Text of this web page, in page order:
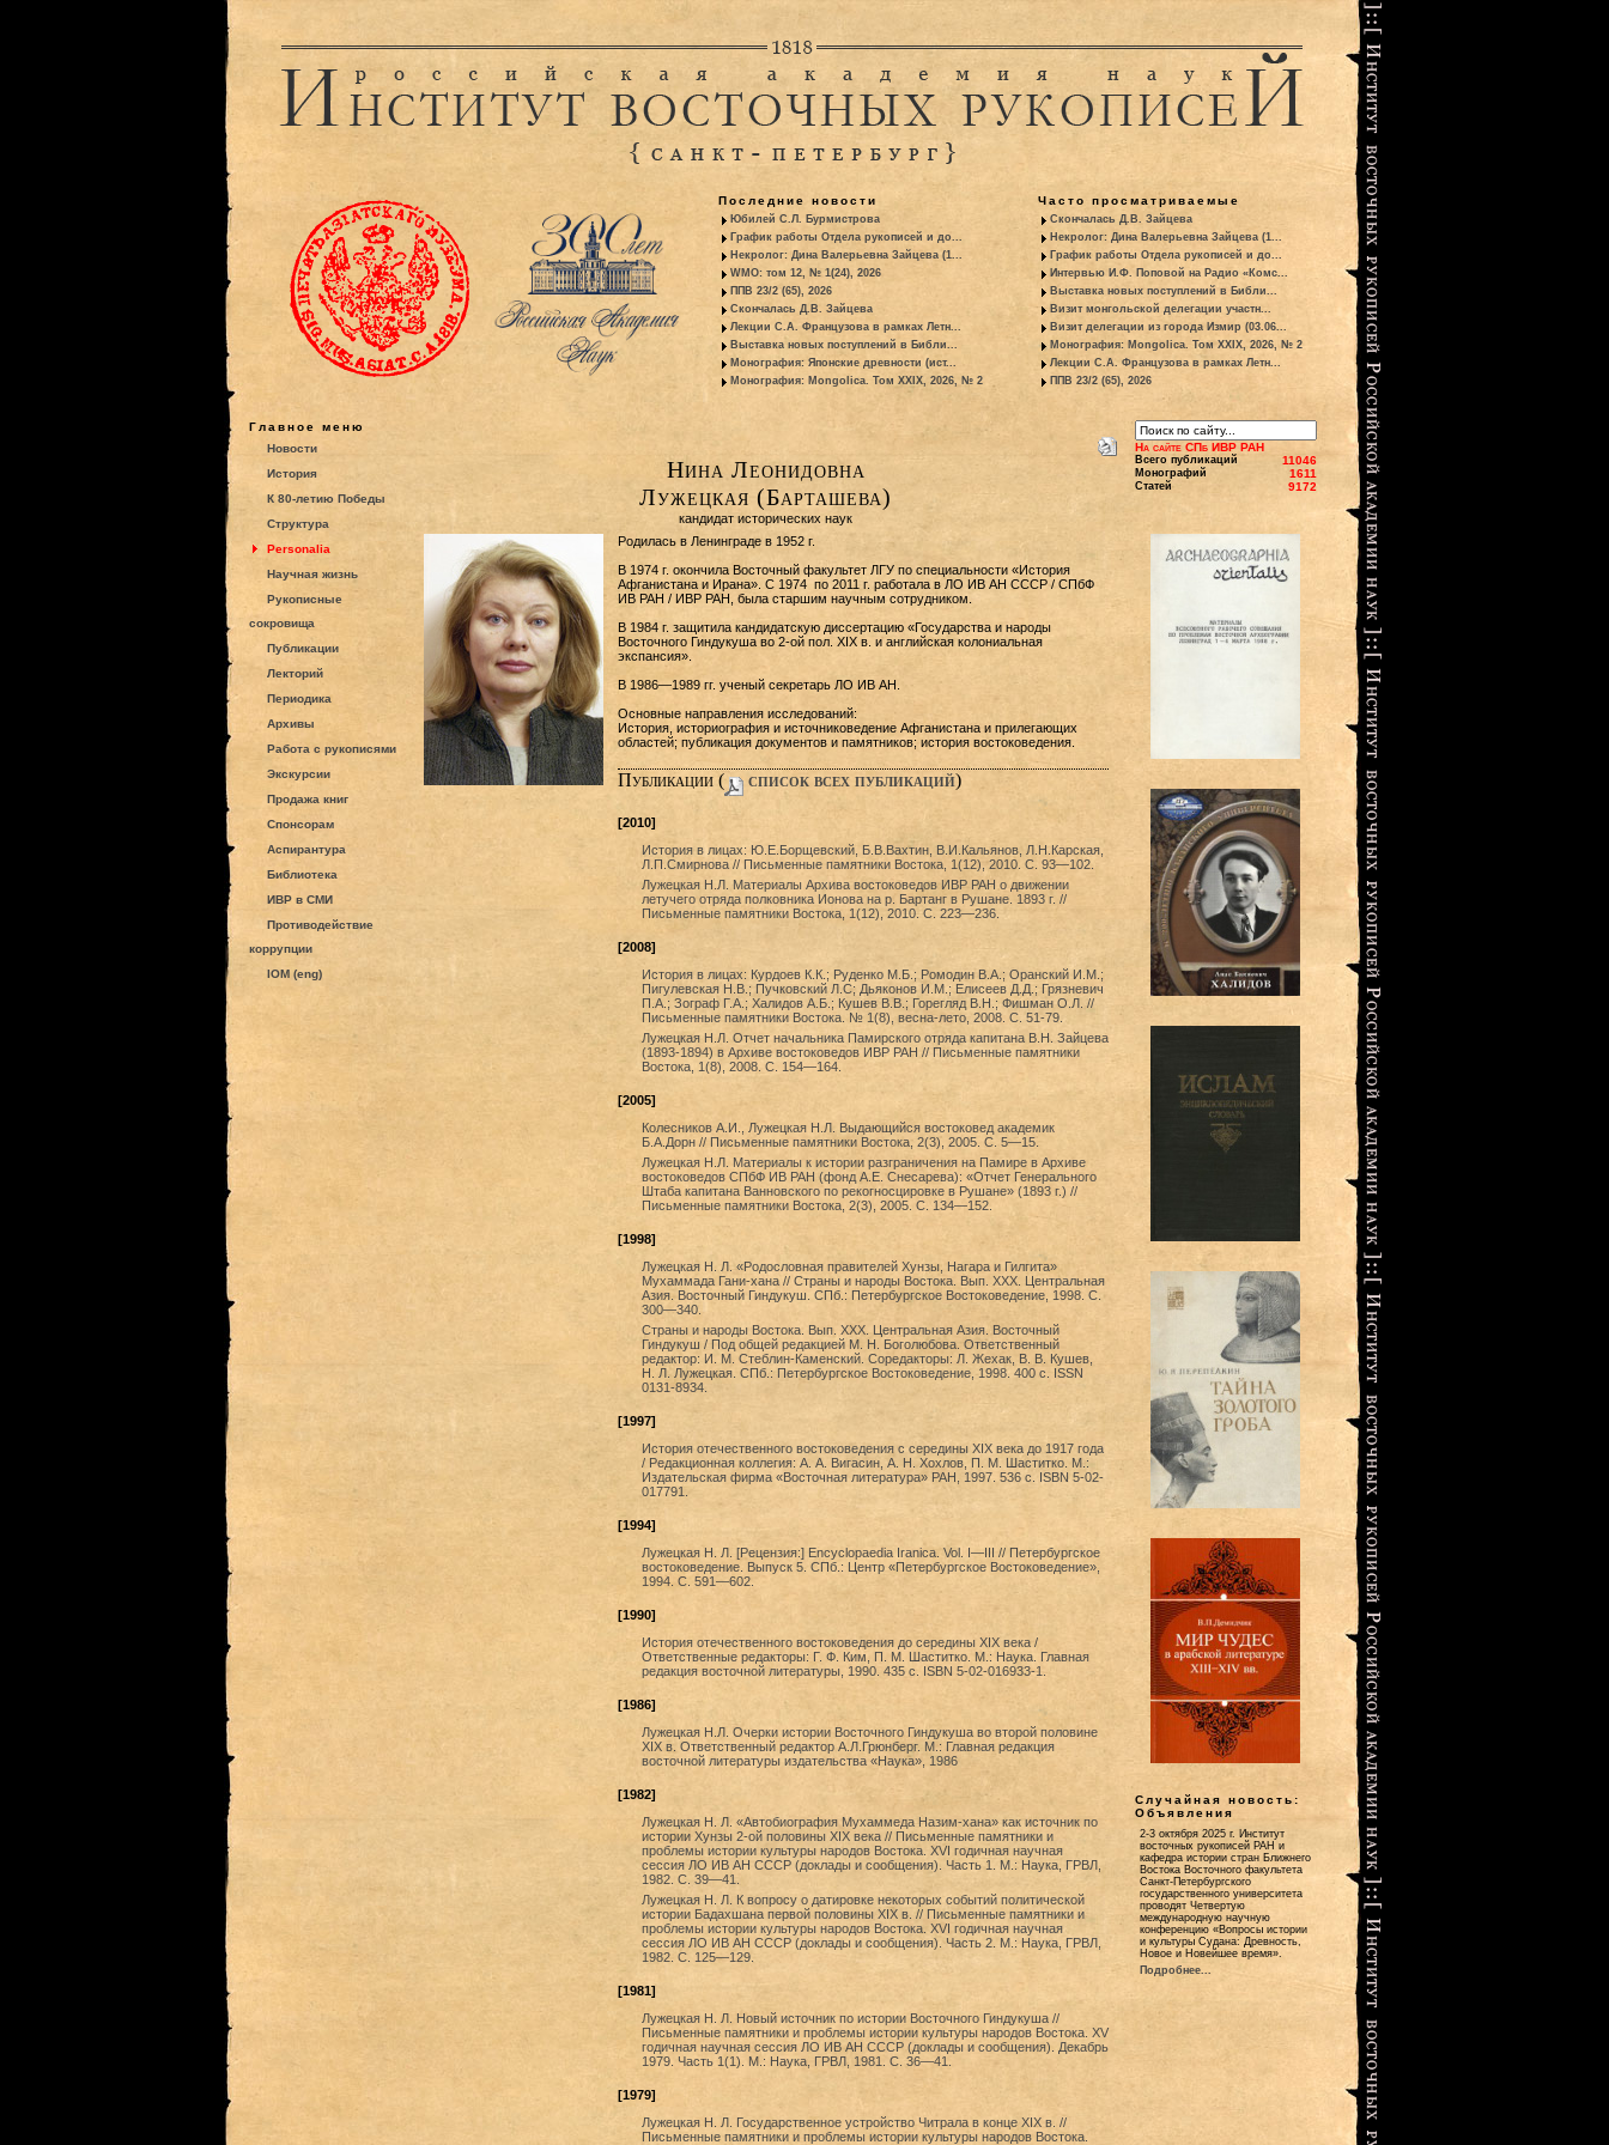
Последние новости
Юбилей С.Л. Бурмистрова
График работы Отдела рукописей и до...
Некролог: Дина Валерьевна Зайцева (1...
WMO: том 12, № 1(24), 2026
ППВ 23/2 (65), 2026
Скончалась Д.В. Зайцева
Лекции С.А. Французова в рамках Летн...
Выставка новых поступлений в Библи...
Монография: Японские древности (ист...
Монография: Mongolica. Том XXIX, 2026, № 2
Часто просматриваемые
Скончалась Д.В. Зайцева
Некролог: Дина Валерьевна Зайцева (1...
График работы Отдела рукописей и до...
Интервью И.Ф. Поповой на Радио «Комс...
Выставка новых поступлений в Библи...
Визит монгольской делегации участн...
Визит делегации из города Измир (03.06...
Монография: Mongolica. Том XXIX, 2026, № 2
Лекции С.А. Французова в рамках Летн...
ППВ 23/2 (65), 2026
Главное меню
Новости
История
К 80-летию Победы
Структура
Personalia
Научная жизнь
Рукописные
сокровища
Публикации
Лекторий
Периодика
Архивы
Работа с рукописями
Экскурсии
Продажа книг
Спонсорам
Аспирантура
Библиотека
ИВР в СМИ
Противодействие
коррупции
IOM (eng)
Нина Леонидовна
Лужецкая (Барташева)
кандидат исторических наук
Родилась в Ленинграде в 1952 г.
В 1974 г. окончила Восточный факультет ЛГУ по специальности «История
Афганистана и Ирана». С 1974 по 2011 г. работала в ЛО ИВ АН СССР / СПбФ
ИВ РАН / ИВР РАН, была старшим научным сотрудником.
В 1984 г. защитила кандидатскую диссертацию «Государства и народы
Восточного Гиндукуша во 2-ой пол. XIX в. и английская колониальная
экспансия».
В 1986—1989 гг. ученый секретарь ЛО ИВ АН.
Основные направления исследований:
История, историография и источниковедение Афганистана и прилегающих
областей; публикация документов и памятников; история востоковедения.
Публикации ( cписок всех публикаций)
[2010]
История в лицах: Ю.Е.Борщевский, Б.В.Вахтин, В.И.Кальянов, Л.Н.Карская,
Л.П.Смирнова // Письменные памятники Востока, 1(12), 2010. С. 93—102.
Лужецкая Н.Л. Материалы Архива востоковедов ИВР РАН о движении
летучего отряда полковника Ионова на р. Бартанг в Рушане. 1893 г. //
Письменные памятники Востока, 1(12), 2010. С. 223—236.
[2008]
История в лицах: Курдоев К.К.; Руденко М.Б.; Ромодин В.А.; Оранский И.М.;
Пигулевская Н.В.; Пучковский Л.С; Дьяконов И.М.; Елисеев Д.Д.; Грязневич
П.А.; Зограф Г.А.; Халидов А.Б.; Кушев В.В.; Горегляд В.Н.; Фишман О.Л. //
Письменные памятники Востока. № 1(8), весна-лето, 2008. С. 51-79.
Лужецкая Н.Л. Отчет начальника Памирского отряда капитана В.Н. Зайцева
(1893-1894) в Архиве востоковедов ИВР РАН // Письменные памятники
Востока, 1(8), 2008. С. 154—164.
[2005]
Колесников А.И., Лужецкая Н.Л. Выдающийся востоковед академик
Б.А.Дорн // Письменные памятники Востока, 2(3), 2005. С. 5—15.
Лужецкая Н.Л. Материалы к истории разграничения на Памире в Архиве
востоковедов СПбФ ИВ РАН (фонд А.Е. Снесарева): «Отчет Генерального
Штаба капитана Ванновского по рекогносцировке в Рушане» (1893 г.) //
Письменные памятники Востока, 2(3), 2005. С. 134—152.
[1998]
Лужецкая Н. Л. «Родословная правителей Хунзы, Нагара и Гилгита»
Мухаммада Гани-хана // Страны и народы Востока. Вып. XXX. Центральная
Азия. Восточный Гиндукуш. СПб.: Петербургское Востоковедение, 1998. С.
300—340.
Страны и народы Востока. Вып. XXX. Центральная Азия. Восточный
Гиндукуш / Под общей редакцией М. Н. Боголюбова. Ответственный
редактор: И. М. Стеблин-Каменский. Соредакторы: Л. Жехак, В. В. Кушев,
Н. Л. Лужецкая. СПб.: Петербургское Востоковедение, 1998. 400 с. ISSN
0131-8934.
[1997]
История отечественного востоковедения с середины XIX века до 1917 года
/ Редакционная коллегия: А. А. Вигасин, А. Н. Хохлов, П. М. Шаститко. М.:
Издательская фирма «Восточная литература» РАН, 1997. 536 с. ISBN 5-02-
017791.
[1994]
Лужецкая Н. Л. [Рецензия:] Encyclopaedia Iranica. Vol. I—III // Петербургское
востоковедение. Выпуск 5. СПб.: Центр «Петербургское Востоковедение»,
1994. С. 591—602.
[1990]
История отечественного востоковедения до середины XIX века /
Ответственные редакторы: Г. Ф. Ким, П. М. Шаститко. М.: Наука. Главная
редакция восточной литературы, 1990. 435 с. ISBN 5-02-016933-1.
[1986]
Лужецкая Н.Л. Очерки истории Восточного Гиндукуша во второй половине
XIX в. Ответственный редактор А.Л.Грюнберг. М.: Главная редакция
восточной литературы издательства «Наука», 1986
[1982]
Лужецкая Н. Л. «Автобиография Мухаммеда Назим-хана» как источник по
истории Хунзы 2-ой половины XIX века // Письменные памятники и
проблемы истории культуры народов Востока. XVI годичная научная
сессия ЛО ИВ АН СССР (доклады и сообщения). Часть 1. М.: Наука, ГРВЛ,
1982. С. 39—41.
Лужецкая Н. Л. К вопросу о датировке некоторых событий политической
истории Бадахшана первой половины XIX в. // Письменные памятники и
проблемы истории культуры народов Востока. XVI годичная научная
сессия ЛО ИВ АН СССР (доклады и сообщения). Часть 2. М.: Наука, ГРВЛ,
1982. С. 125—129.
[1981]
Лужецкая Н. Л. Новый источник по истории Восточного Гиндукуша //
Письменные памятники и проблемы истории культуры народов Востока. XV
годичная научная сессия ЛО ИВ АН СССР (доклады и сообщения). Декабрь
1979. Часть 1(1). М.: Наука, ГРВЛ, 1981. С. 36—41.
[1979]
Лужецкая Н. Л. Государственное устройство Читрала в конце XIX в. //
Письменные памятники и проблемы истории культуры народов Востока.
На сайте СПб ИВР РАН
Всего публикаций 11046
Монографий 1611
Статей 9172
Случайная новость:
Объявления
2-3 октября 2025 г. Институт
восточных рукописей РАН и
кафедра истории стран Ближнего
Востока Восточного факультета
Санкт-Петербургского
государственного университета
проводят Четвертую
международную научную
конференцию «Вопросы истории
и культуры Судана: Древность,
Новое и Новейшее время».
Подробнее...